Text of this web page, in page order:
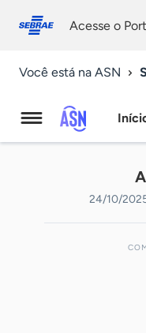
conosco
Acesse o
Você está na ASN
Sebrae
24/10/